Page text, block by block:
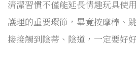
清潔習慣不僅能延長情趣玩具使
護理的重要環節，畢竟按摩棒、
接接觸到陰蒂、陰道，一定要好